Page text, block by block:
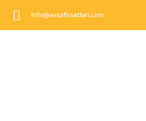
info@avsafirsatlari.com